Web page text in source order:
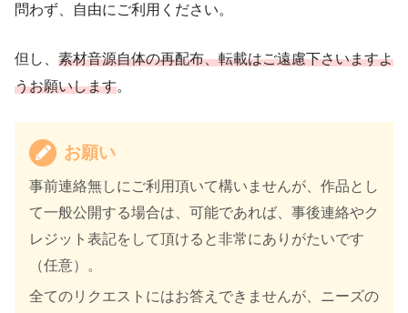
問わず、自由にご利用ください。
但し、 素材音源自体の再配布、転載はご遠慮下さいますよ
うお願いします。
お願い
事前連絡無しにご利用頂いて構いませんが、作品とし
て一般公開する場合は、可能であれば、事後連絡やク
レジット表記をして頂けると非常にありがたいです
（任意）。
全てのリクエストにはお答えできませんが、ニーズの